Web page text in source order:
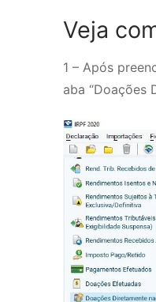
Veja
1 – Após
aba “Doações